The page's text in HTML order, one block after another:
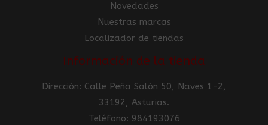
Novedades
Nuestras marcas
Localizador de tiendas
Información de la tienda
Dirección: Calle Peña Salón 50, Naves 1-2,
33192, Asturias.
Teléfono: 984193076